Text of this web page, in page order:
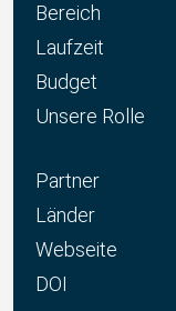
Bereich
Laufzeit
Budget
Unsere Rolle
Partner
Länder
Webseite
DOI